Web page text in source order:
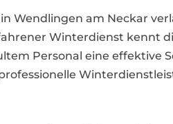
Wendlingen am Neckar
Winterdienst kennt
Personal eine effektive